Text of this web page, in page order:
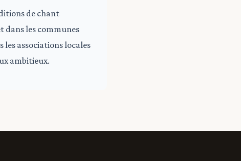
de chant
dans les communes
associations locales
ambitieux.